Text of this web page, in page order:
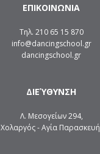
ΕΠΙΚΟΙΝΩΝΙΑ
Τηλ. 210 65 15 870
info@dancingschool.gr
dancingschool.gr
ΔΙΕΎΘΥΝΣΗ
Λ. Μεσογείων 294,
Χολαργός - Αγία Παρασκευή